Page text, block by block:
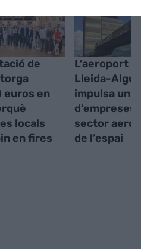
de
euros en
locals
en fires
L’aeroport
Lleida-
impulsa un
d’empreses
sector
de l’espai